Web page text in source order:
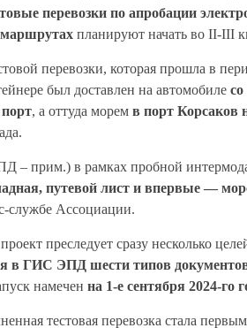
перевозки по апробации
планируют начать во II-III
перевозки, которая прошла в
был доставлен на автомобиле
, а оттуда морем в порт Корсаков
– прим.) в рамках пробной
путевой лист и впервые —
службе Ассоциации.
преследует сразу несколько
в ГИС ЭПД шести типов
намечен на 1-е сентября 2024-го
тестовая перевозка стала